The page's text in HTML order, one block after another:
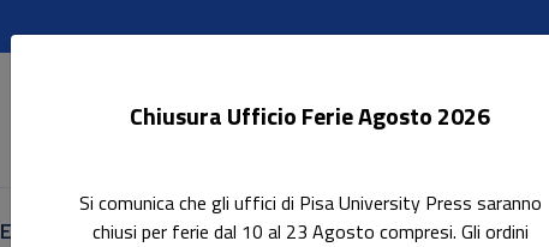
E-book AccessibiliIn evidenzaPubblica con noi
Chiusura Ufficio Ferie Agosto 2026
Si comunica che gli uffici di Pisa University Press saranno
chiusi per ferie dal 10 al 23 Agosto compresi. Gli ordini